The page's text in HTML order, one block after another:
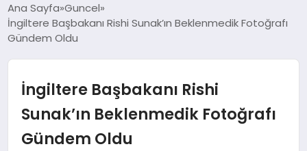
GÜNDEM
EĞITIM
SOSYAL MEDYA
Ana Sayfa Guncel
İngiltere Başbakanı Rishi Sunak’ın Beklenmedik Fotoğrafı
Gündem Oldu
İngiltere Başbakanı Rishi
Sunak’ın Beklenmedik Fotoğrafı
Gündem Oldu